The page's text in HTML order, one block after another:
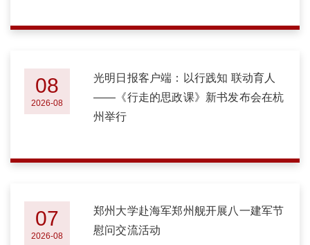
08
2026-08
光明日报客户端：以行践知 联动育人
——《行走的思政课》新书发布会在杭
州举行
07
2026-08
郑州大学赴海军郑州舰开展八一建军节
慰问交流活动